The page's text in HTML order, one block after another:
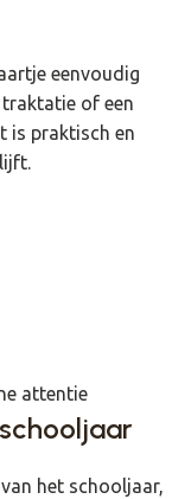
eenvoudig
traktatie of een
is praktisch en
attentie
het schooljaar,